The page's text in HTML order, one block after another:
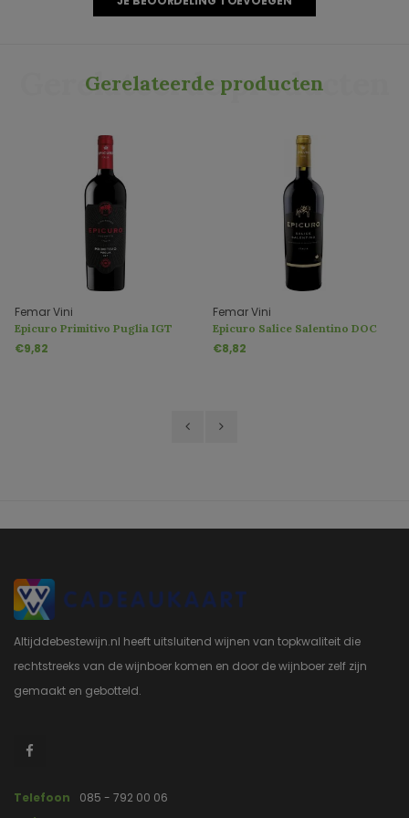
Gerelateerde producten
Gerelateerde producten
Femar Vini
Epicuro Primitivo Puglia IGT
€9,82
Femar Vini
Epicuro Salice Salentino DOC
€8,82
Altijddebestewijn.nl heeft uitsluitend wijnen van topkwaliteit die
rechtstreeks van de wijnboer komen en door de wijnboer zelf zijn
gemaakt en gebotteld.
Telefoon
085 - 792 00 06